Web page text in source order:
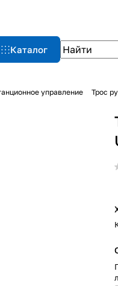
Каталог
управление Трос